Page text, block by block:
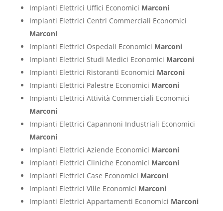
Impianti Elettrici Uffici Economici Marconi
Impianti Elettrici Centri Commerciali Economici
Marconi
Impianti Elettrici Ospedali Economici Marconi
Impianti Elettrici Studi Medici Economici Marconi
Impianti Elettrici Ristoranti Economici Marconi
Impianti Elettrici Palestre Economici Marconi
Impianti Elettrici Attività Commerciali Economici
Marconi
Impianti Elettrici Capannoni Industriali Economici
Marconi
Impianti Elettrici Aziende Economici Marconi
Impianti Elettrici Cliniche Economici Marconi
Impianti Elettrici Case Economici Marconi
Impianti Elettrici Ville Economici Marconi
Impianti Elettrici Appartamenti Economici Marconi